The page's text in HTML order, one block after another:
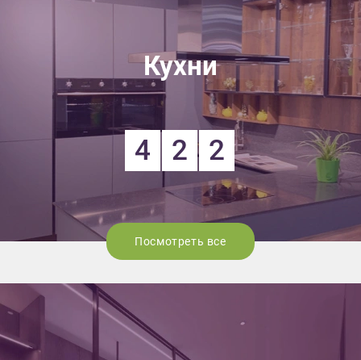
Кухни
4 2 2
Посмотреть все